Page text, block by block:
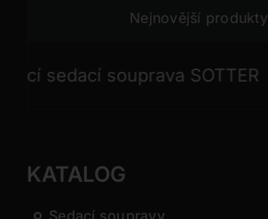
Nejnovější produkty
sedací souprava SOTTER
KATALOG